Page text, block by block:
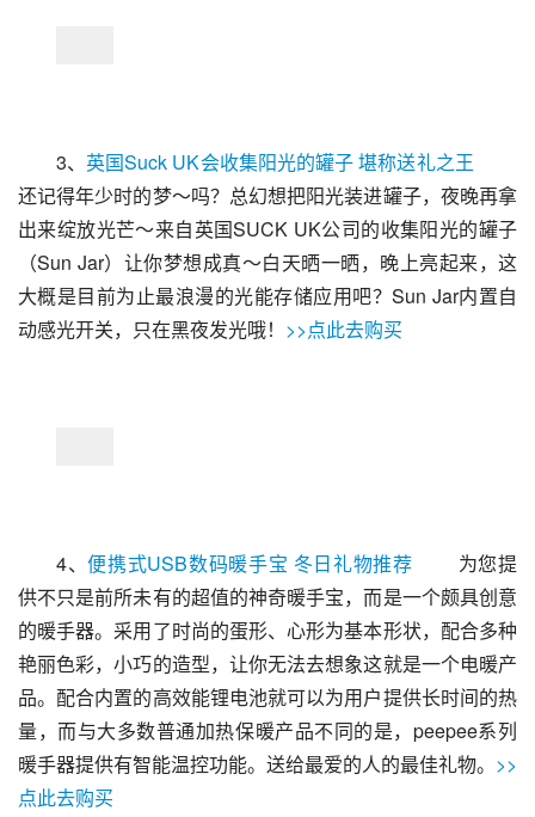
3、 英国Suck UK会收集阳光的罐子 堪称送礼之王
还记得年少时的梦～吗？总幻想把阳光装进罐子，夜晚再拿
出来绽放光芒～来自英国SUCK UK公司的收集阳光的罐子
（Sun Jar）让你梦想成真～白天晒一晒，晚上亮起来，这
大概是目前为止最浪漫的光能存储应用吧？Sun Jar内置自
动感光开关，只在黑夜发光哦！ >>点此去购买
4、便携式USB数码暖手宝 冬日礼物推荐 为您提
供不只是前所未有的超值的神奇暖手宝，而是一个颇具创意
的暖手器。采用了时尚的蛋形、心形为基本形状，配合多种
艳丽色彩，小巧的造型，让你无法去想象这就是一个电暖产
品。配合内置的高效能锂电池就可以为用户提供长时间的热
量，而与大多数普通加热保暖产品不同的是，peepee系列
暖手器提供有智能温控功能。送给最爱的人的最佳礼物。 >>
点此去购买